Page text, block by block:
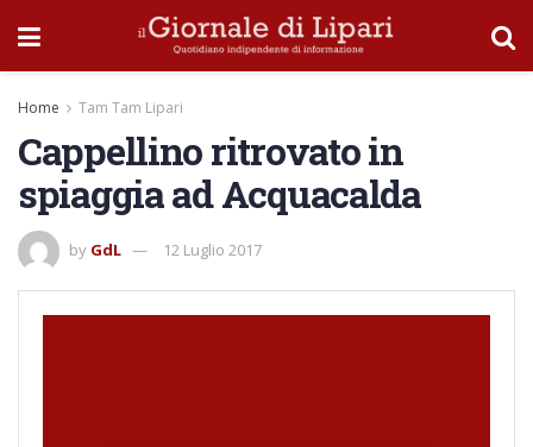
Home Tam Tam Lipari
Cappellino ritrovato in
spiaggia ad Acquacalda
by GdL 12 Luglio 2017